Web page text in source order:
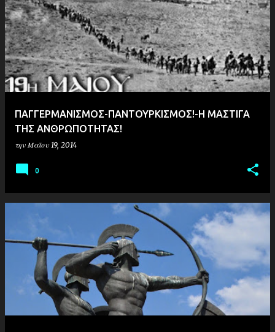
ΠΑΓΓΕΡΜΑΝΙΣΜΟΣ-ΠΑΝΤΟΥΡΚΙΣΜΟΣ!-Η ΜΑΣΤΙΓΑ
ΤΗΣ ΑΝΘΡΩΠΟΤΗΤΑΣ!
την Μαΐου 19, 2014
0